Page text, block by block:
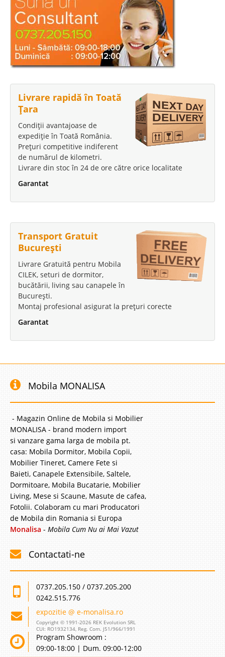
Livrare rapidă în Toată
Țara
Condiții avantajoase de
expediție în Toată România.
Prețuri competitive indiferent
de numărul de kilometri.
Livrare din stoc în 24 de ore către orice localitate
Garantat
Transport Gratuit
București
Livrare Gratuită pentru Mobila
CILEK, seturi de dormitor,
bucătării, living sau canapele în
București.
Montaj profesional asigurat la prețuri corecte
Garantat
Mobila MONALISA
- Magazin Online de Mobila si Mobilier
MONALISA - brand modern import
si vanzare gama larga de mobila pt.
casa: Mobila Dormitor, Mobila Copii,
Mobilier Tineret, Camere Fete si
Baieti, Canapele Extensibile, Saltele,
Dormitoare, Mobila Bucatarie, Mobilier
Living, Mese si Scaune, Masute de cafea,
Fotolii. Colaboram cu mari Producatori
de Mobila din Romania si Europa
Monalisa - Mobila Cum Nu ai Mai Vazut
Contactati-ne
0737.205.150 / 0737.205.200
0242.515.776
expozitie @ e-monalisa.ro
Copyright © 1991-2026 REK Evolution SRL
CUI: RO1932134, Reg. Com. J51/966/1991
Program Showroom :
09:00-18:00 | Dum. 09:00-12:00